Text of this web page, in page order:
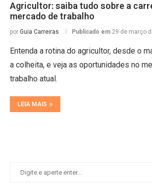
Agricultor: saiba tudo sobre a
mercado de trabalho
por Guia Carreiras Publicado em 29 de março
Entenda a rotina do agricultor, desde o
a colheita, e veja as oportunidades no
trabalho atual.
LEIA MAIS